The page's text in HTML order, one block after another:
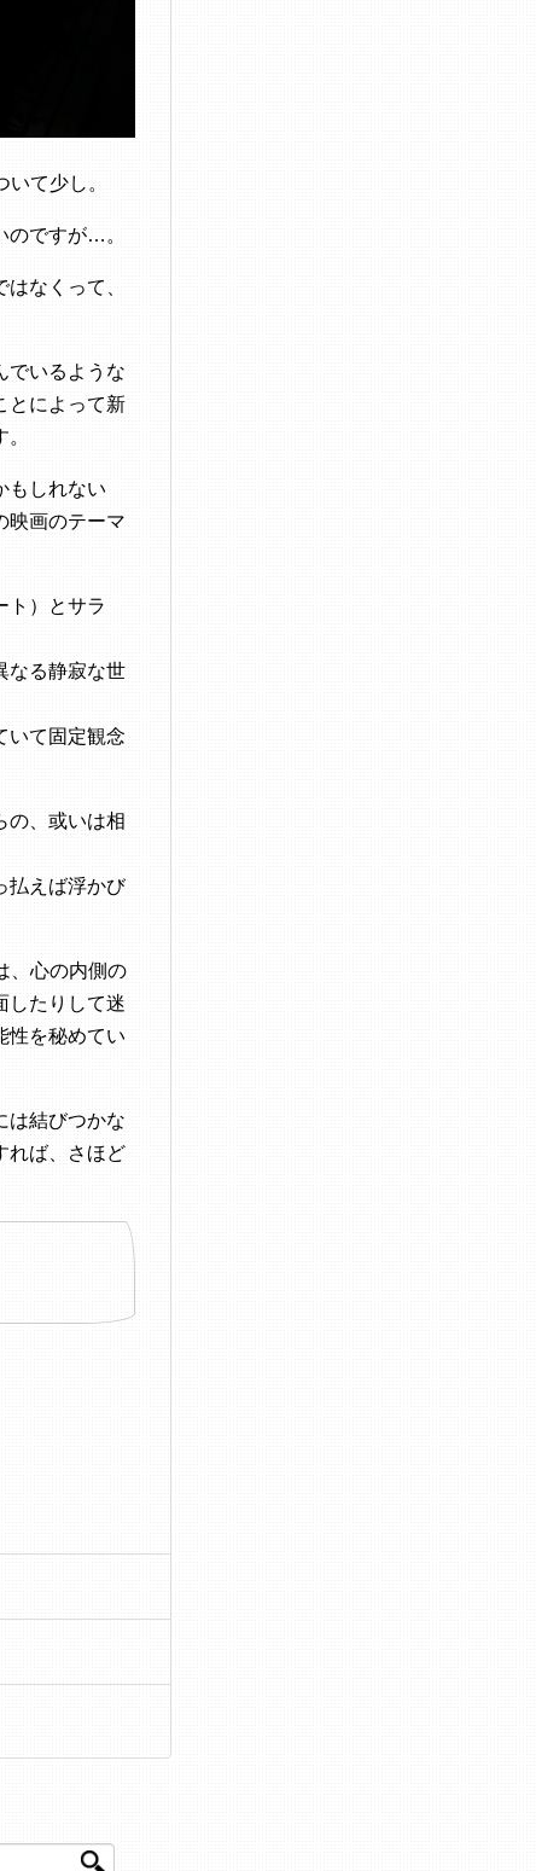
て少し。
のですが…。
なくって、
でいるような
とによって新
もしれない
映画のテーマ
ト）とサラ
なる静寂な世
いて固定観念
の、或いは相
払えば浮かび
、心の内側の
したりして迷
性を秘めてい
は結びつかな
れば、さほど